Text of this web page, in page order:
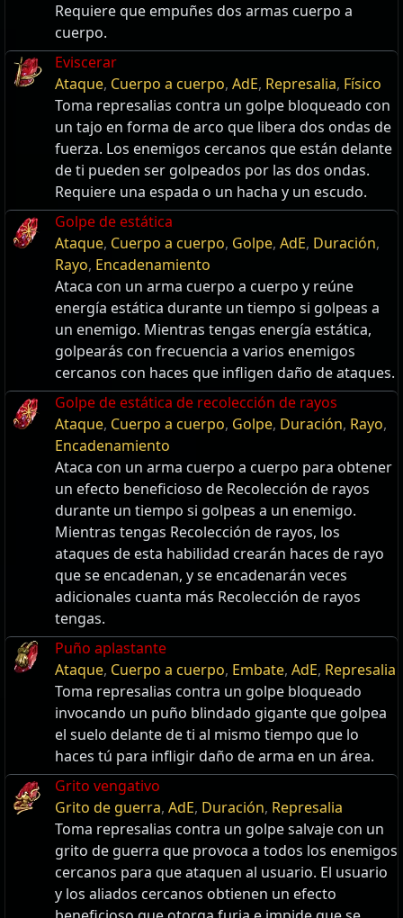
Requiere que empuñes dos armas cuerpo a
cuerpo.
Eviscerar
Ataque, Cuerpo a cuerpo, AdE, Represalia, Físico
Toma represalias contra un golpe bloqueado con
un tajo en forma de arco que libera dos ondas de
fuerza. Los enemigos cercanos que están delante
de ti pueden ser golpeados por las dos ondas.
Requiere una espada o un hacha y un escudo.
Golpe de estática
Ataque, Cuerpo a cuerpo, Golpe, AdE, Duración,
Rayo, Encadenamiento
Ataca con un arma cuerpo a cuerpo y reúne
energía estática durante un tiempo si golpeas a
un enemigo. Mientras tengas energía estática,
golpearás con frecuencia a varios enemigos
cercanos con haces que infligen daño de ataques.
Golpe de estática de recolección de rayos
Ataque, Cuerpo a cuerpo, Golpe, Duración, Rayo,
Encadenamiento
Ataca con un arma cuerpo a cuerpo para obtener
un efecto beneficioso de Recolección de rayos
durante un tiempo si golpeas a un enemigo.
Mientras tengas Recolección de rayos, los
ataques de esta habilidad crearán haces de rayo
que se encadenan, y se encadenarán veces
adicionales cuanta más Recolección de rayos
tengas.
Puño aplastante
Ataque, Cuerpo a cuerpo, Embate, AdE, Represalia
Toma represalias contra un golpe bloqueado
invocando un puño blindado gigante que golpea
el suelo delante de ti al mismo tiempo que lo
haces tú para infligir daño de arma en un área.
Grito vengativo
Grito de guerra, AdE, Duración, Represalia
Toma represalias contra un golpe salvaje con un
grito de guerra que provoca a todos los enemigos
cercanos para que ataquen al usuario. El usuario
y los aliados cercanos obtienen un efecto